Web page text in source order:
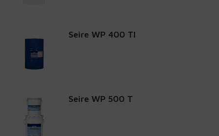
Seire WP 400 TI
Seire WP 500 T